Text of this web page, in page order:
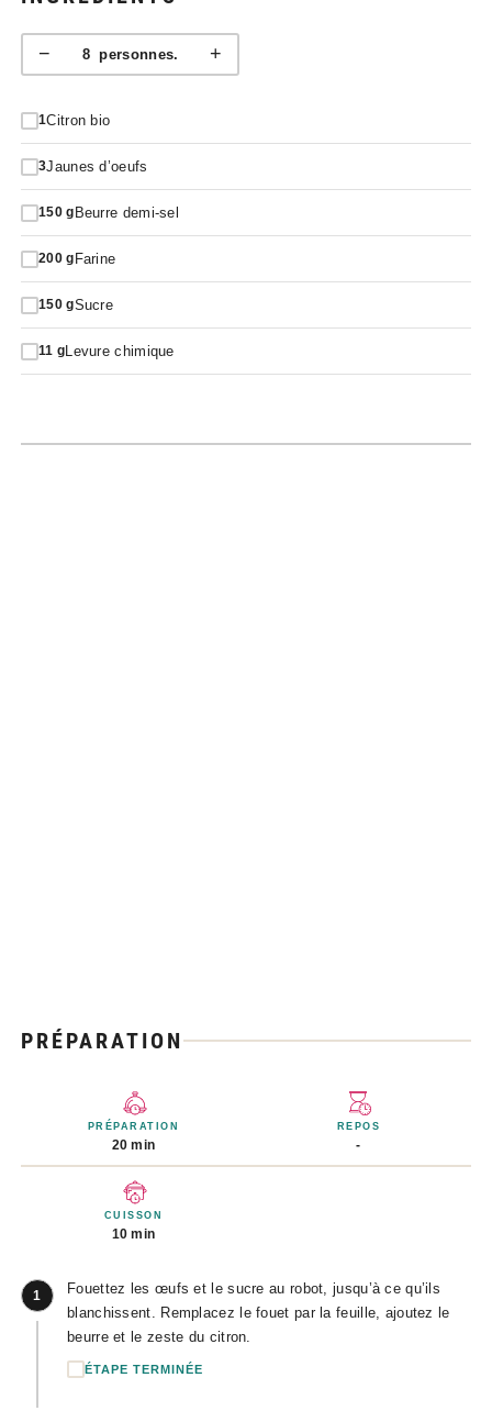
− 8personnes. +
1Citron bio
3Jaunes d’oeufs
150 g Beurre demi-sel
200 g Farine
150 gSucre
11 g Levure chimique
PRÉPARATION
PRÉPARATION
20 min
REPOS
-
CUISSON
10 min
1
Fouettez les œufs et le sucre au robot, jusqu’à ce qu’ils
blanchissent. Remplacez le fouet par la feuille, ajoutez le
beurre et le zeste du citron.
ÉTAPE TERMINÉE